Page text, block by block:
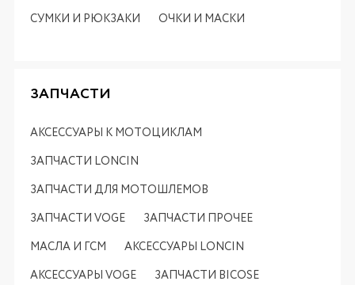
СУМКИ И РЮКЗАКИ
ОЧКИ И МАСКИ
ЗАПЧАСТИ
АКСЕССУАРЫ К МОТОЦИКЛАМ
ЗАПЧАСТИ LONCIN
ЗАПЧАСТИ ДЛЯ МОТОШЛЕМОВ
ЗАПЧАСТИ VOGE
ЗАПЧАСТИ ПРОЧЕЕ
МАСЛА И ГСМ
АКСЕССУАРЫ LONCIN
АКСЕССУАРЫ VOGE
ЗАПЧАСТИ BICOSE